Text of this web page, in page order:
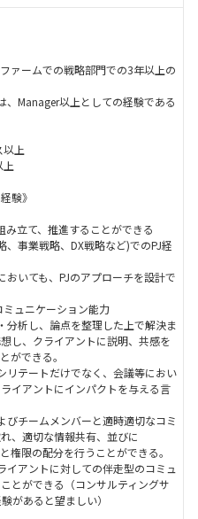
ァームでの戦略部門での3年以上の
、Manager以上としての経験である
以上
上
験》
み立て、推進することができる
、事業戦略、DX戦略など)でのPJ経
おいても、PJのアプローチを設計で
ュニケーション能力
分析し、論点を整理した上で解決ま
し、クライアントに説明、共感を
ができる。
リテートだけでなく、会議等におい
イアントにインパクトを与える言
びチームメンバーと適時適切なコミ
、適切な情報共有、並びに
権限の配分を行うことができる。
イアントに対しての伴走型のコミュ
とができる（コンサルティングサ
があると望ましい）